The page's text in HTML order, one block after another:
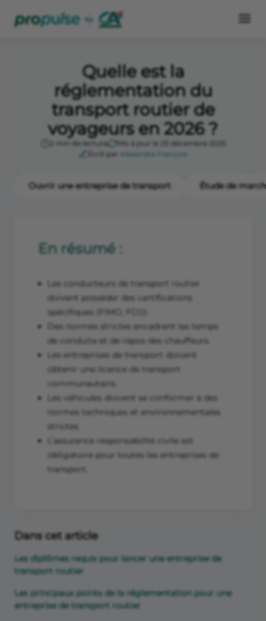
Quelle est la
réglementation du
transport routier de
voyageurs en 2026 ?
2 min de lecture
Mis à jour le 23 décembre 2025
Écrit par
Alexandre François
Ouvrir une entreprise de transport Étude de
En résumé :
Les conducteurs de transport routier
doivent posséder des certifications
spécifiques (FIMO, FCO).
Des normes strictes encadrent les temps
de conduite et de repos des chauffeurs.
Les entreprises de transport doivent
obtenir une licence de transport
communautaire.
Les véhicules doivent se conformer à des
normes techniques et environnementales
strictes.
L’assurance responsabilité civile est
obligatoire pour toutes les entreprises de
transport.
Dans cet article
Les diplômes requis pour lancer une entreprise de
transport routier
Les principaux points de la réglementation pour une
entreprise de transport routier